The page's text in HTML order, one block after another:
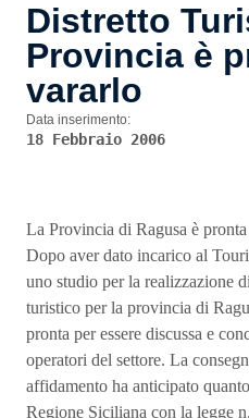
Distretto
Provincia è
vararlo
Data inserimento:
18 Febbraio 2006
La Provincia di Ragusa è
Dopo aver dato incarico al
uno studio per la realizzazione
turistico per la provincia di
pronta per essere discussa e
operatori del settore. La
affidamento ha anticipato
Regione Siciliana con la legge